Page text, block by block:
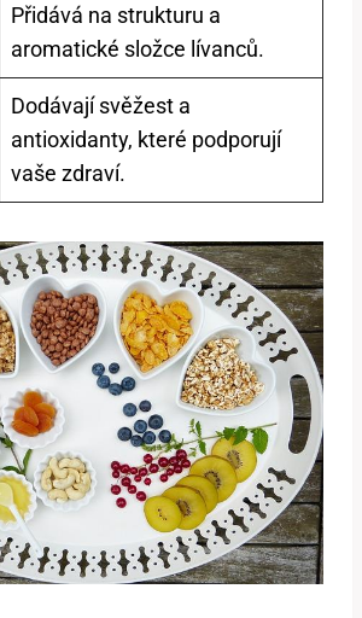
Přidává na strukturu a
aromatické složce lívanců.
Dodávají svěžest a
antioxidanty, které podporují
vaše zdraví.